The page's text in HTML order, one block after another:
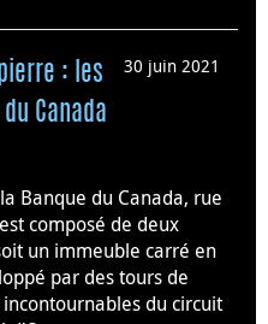
30 juin 2021
: les
Canada
Banque du Canada, rue
composé de deux
un immeuble carré en
par des tours de
du circuit